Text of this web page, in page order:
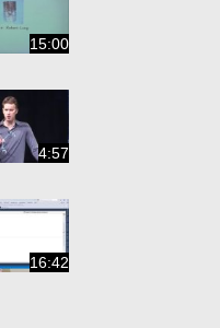
15:00
4:57
16:42